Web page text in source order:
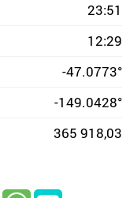
23:51
12:29
-47.0773°
-149.0428°
365 918,03